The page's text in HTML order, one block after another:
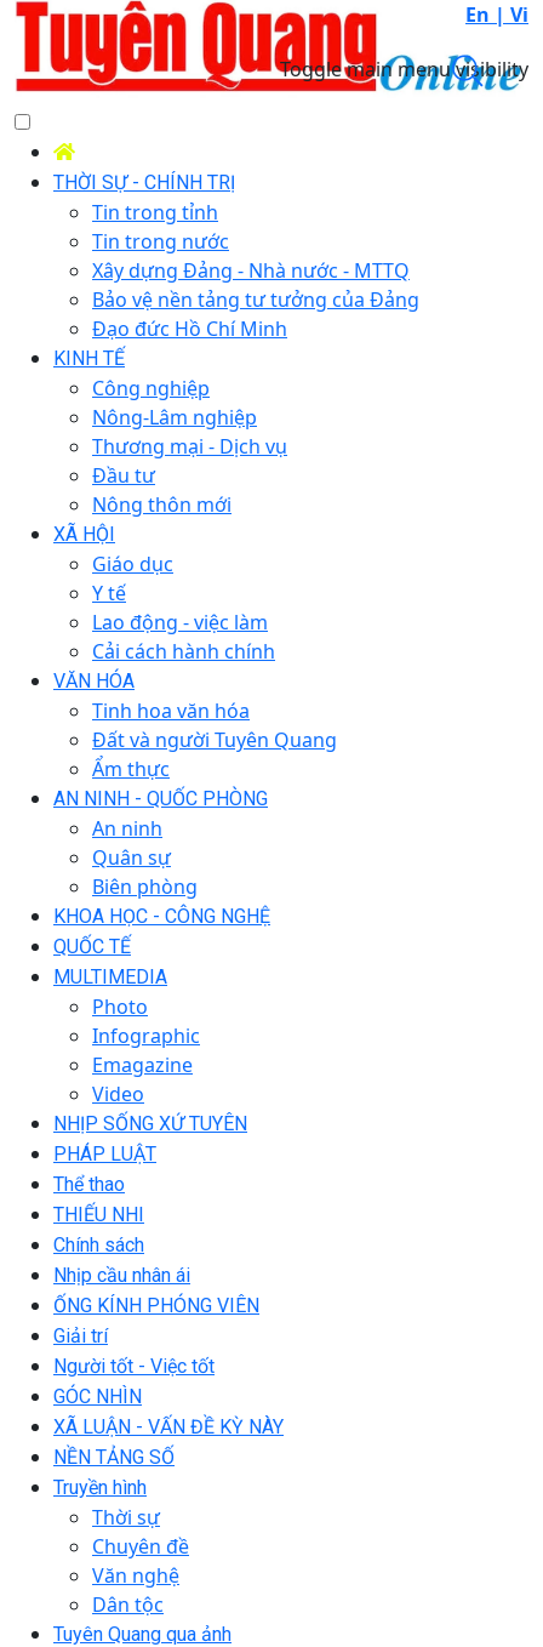
En | Vi
Toggle main menu visibility
THỜI SỰ - CHÍNH TRỊ
Tin trong tỉnh
Tin trong nước
Xây dựng Đảng - Nhà nước - MTTQ
Bảo vệ nền tảng tư tưởng của Đảng
Đạo đức Hồ Chí Minh
KINH TẾ
Công nghiệp
Nông-Lâm nghiệp
Thương mại - Dịch vụ
Đầu tư
Nông thôn mới
XÃ HỘI
Giáo dục
Y tế
Lao động - việc làm
Cải cách hành chính
VĂN HÓA
Tinh hoa văn hóa
Đất và người Tuyên Quang
Ẩm thực
AN NINH - QUỐC PHÒNG
An ninh
Quân sự
Biên phòng
KHOA HỌC - CÔNG NGHỆ
QUỐC TẾ
MULTIMEDIA
Photo
Infographic
Emagazine
Video
NHỊP SỐNG XỨ TUYÊN
PHÁP LUẬT
Thể thao
THIẾU NHI
Chính sách
Nhịp cầu nhân ái
ỐNG KÍNH PHÓNG VIÊN
Giải trí
Người tốt - Việc tốt
GÓC NHÌN
XÃ LUẬN - VẤN ĐỀ KỲ NÀY
NỀN TẢNG SỐ
Truyền hình
Thời sự
Chuyên đề
Văn nghệ
Dân tộc
Tuyên Quang qua ảnh